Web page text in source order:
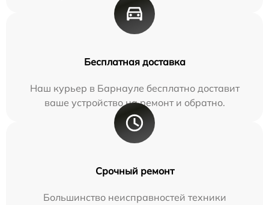
Бесплатная доставка
Наш курьер в Барнауле бесплатно доставит
ваше устройство на ремонт и обратно.
Срочный ремонт
Большинство неисправностей техники